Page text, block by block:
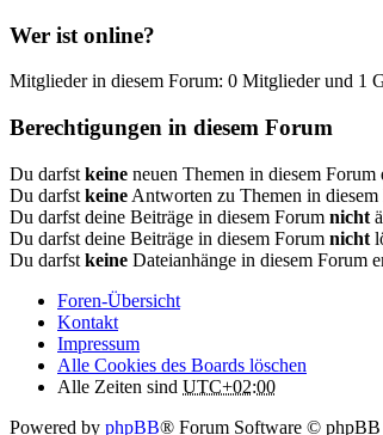
Wer ist online?
Mitglieder in diesem Forum: 0 Mitglieder und 1
Berechtigungen in diesem Forum
Du darfst keine neuen Themen in diesem Forum
Du darfst keine Antworten zu Themen in diesem
Du darfst deine Beiträge in diesem Forum nicht
Du darfst deine Beiträge in diesem Forum nicht
Du darfst keine Dateianhänge in diesem Forum
Foren-Übersicht
Kontakt
Impressum
Alle Cookies des Boards löschen
Alle Zeiten sind UTC+02:00
Powered by phpBB® Forum Software ©